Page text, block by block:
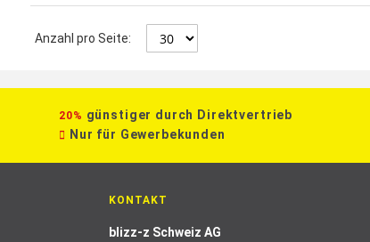
Anzahl pro Seite:
20% günstiger durch Direktvertrieb
Nur für Gewerbekunden
KONTAKT
blizz-z Schweiz AG